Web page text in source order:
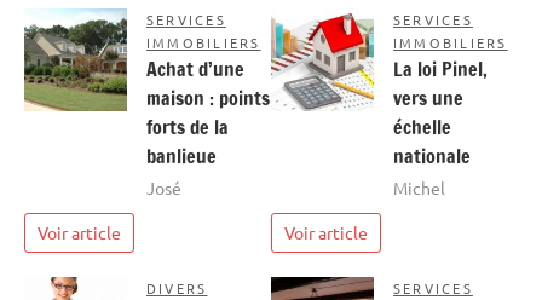
SERVICES
IMMOBILIERS
Achat d’une
maison : points
forts de la
banlieue
José
Voir article
SERVICES
IMMOBILIERS
La loi Pinel,
vers une
échelle
nationale
Michel
Voir article
DIVERS
SERVICES